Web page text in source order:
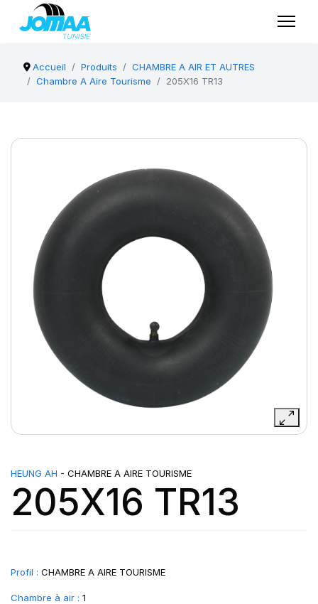
Accueil Produits
CHAMBRE A AIR ET AUTRES
Chambre A Aire Tourisme
205X16 TR13
HEUNG AH - CHAMBRE A AIRE TOURISME
205X16 TR13
Profil : CHAMBRE A AIRE TOURISME
Chambre à air : 1